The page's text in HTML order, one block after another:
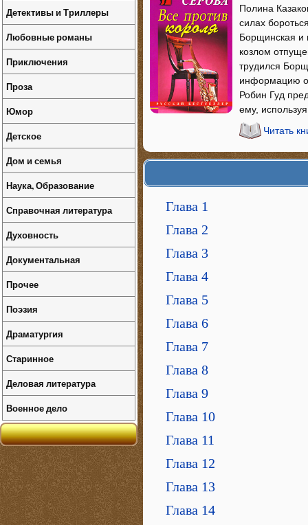
Полина
силах
Борщинская и
козлом
трудился
информацию о
Робин Гуд
ему,
Читать
Глава 1
Глава 2
Глава 3
Глава 4
Глава 5
Глава 6
Глава 7
Глава 8
Глава 9
Глава 10
Глава 11
Глава 12
Глава 13
Глава 14
Детективы и Триллеры
Любовные романы
Приключения
Проза
Юмор
Детское
Дом и семья
Наука, Образование
Справочная литература
Духовность
Документальная
Прочее
Поэзия
Драматургия
Старинное
Деловая литература
Военное дело